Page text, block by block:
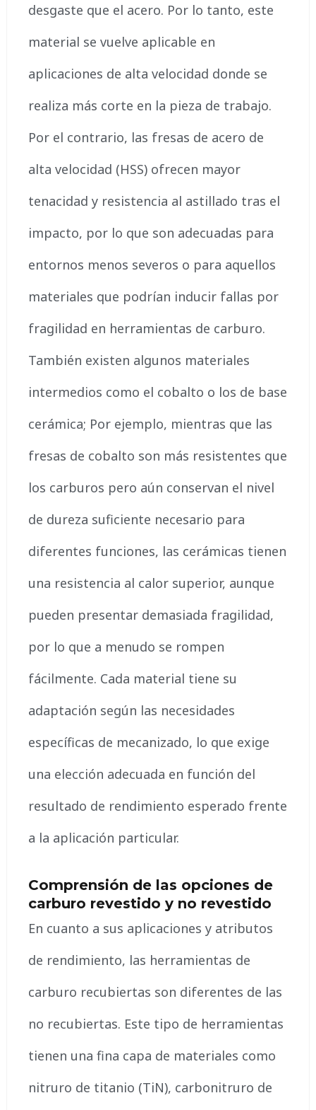
desgaste que el acero. Por lo tanto, este
material se vuelve aplicable en
aplicaciones de alta velocidad donde se
realiza más corte en la pieza de trabajo.
Por el contrario, las fresas de acero de
alta velocidad (HSS) ofrecen mayor
tenacidad y resistencia al astillado tras el
impacto, por lo que son adecuadas para
entornos menos severos o para aquellos
materiales que podrían inducir fallas por
fragilidad en herramientas de carburo.
También existen algunos materiales
intermedios como el cobalto o los de base
cerámica; Por ejemplo, mientras que las
fresas de cobalto son más resistentes que
los carburos pero aún conservan el nivel
de dureza suficiente necesario para
diferentes funciones, las cerámicas tienen
una resistencia al calor superior, aunque
pueden presentar demasiada fragilidad,
por lo que a menudo se rompen
fácilmente. Cada material tiene su
adaptación según las necesidades
específicas de mecanizado, lo que exige
una elección adecuada en función del
resultado de rendimiento esperado frente
a la aplicación particular.
Comprensión de las opciones de
carburo revestido y no revestido
En cuanto a sus aplicaciones y atributos
de rendimiento, las herramientas de
carburo recubiertas son diferentes de las
no recubiertas. Este tipo de herramientas
tienen una fina capa de materiales como
nitruro de titanio (TiN), carbonitruro de